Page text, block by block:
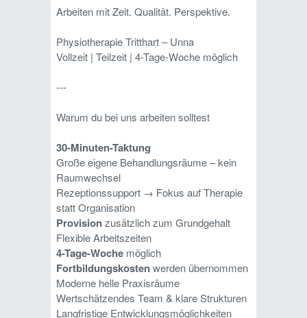
Arbeiten mit Zeit. Qualität. Perspektive.
Physiotherapie Tritthart – Unna
Vollzeit | Teilzeit | 4-Tage-Woche möglich
---
Warum du bei uns arbeiten solltest
30-Minuten-Taktung
Große eigene Behandlungsräume – kein
Raumwechsel
Rezeptionssupport → Fokus auf Therapie
statt Organisation
Provisionzusätzlich zum Grundgehalt
Flexible Arbeitszeiten
4-Tage-Woche möglich
Fortbildungskostenwerden übernommen
Moderne helle Praxisräume
Wertschätzendes Team & klare Strukturen
Langfristige Entwicklungsmöglichkeiten